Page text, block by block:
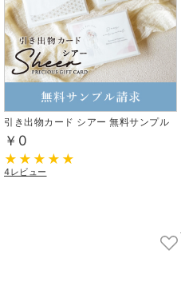
引き出物カード シアー 無料サンプル
￥0
4レビュー